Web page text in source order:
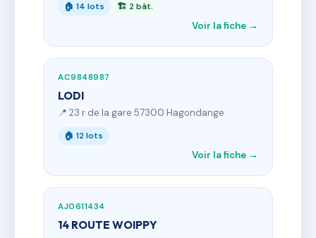
🏠 14 lots 🏗 2 bât.
Voir la fiche →
AC9848987
LODI
📍 23 r de la gare 57300 Hagondange
🏠 12 lots
Voir la fiche →
AJ0611434
14 ROUTE WOIPPY